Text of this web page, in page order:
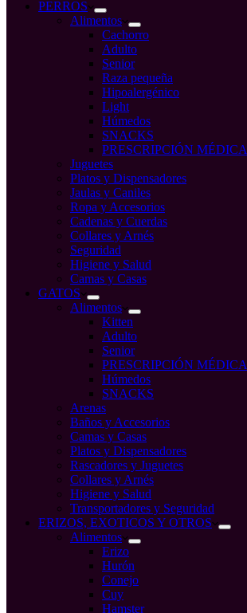
compraPERROS
Alimentos
Cachorro
Adulto
Senior
Raza pequeña
Hipoalergénico
Light
Húmedos
SNACKS
PRESCRIPCIÓN MÉDICA
Juguetes
Platos y Dispensadores
Jaulas y Caniles
Ropa y Accesorios
Cadenas y Cuerdas
Collares y Arnés
Seguridad
Higiene y Salud
Camas y Casas
GATOS
Alimentos
Kitten
Adulto
Senior
PRESCRIPCIÓN MÉDICA
Húmedos
SNACKS
Arenas
Baños y Accesorios
Camas y Casas
Platos y Dispensadores
Rascadores y Juguetes
Collares y Arnés
Higiene y Salud
Transportadores y Seguridad
ERIZOS, EXOTICOS Y OTROS
Alimentos
Erizo
Hurón
Conejo
Cuy
Hamster